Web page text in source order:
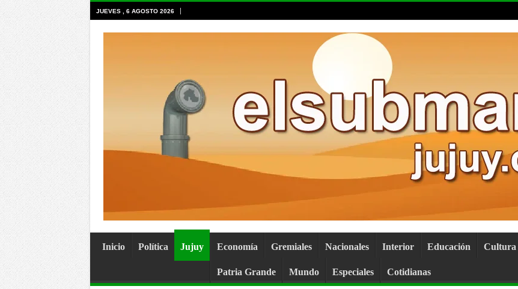
JUEVES , 6 AGOSTO 2026
Inicio Política Jujuy Economía Gremiales Nacionales Interior Educación Cultura
Patria Grande Mundo Especiales Cotidianas